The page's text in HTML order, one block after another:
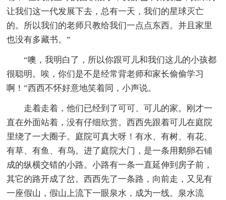
让我们这一代发展下去，总有一天，我们的星球灭亡
的。所以我们的老师只教给我们一点点东西。并且家里
也没有多藏书。”
“噢，我明白了，所以你跟可儿和我们这儿的小孩都
很聪明。唉，你们是不是经常背老师和家长偷偷学习
啊！”西西不怀好意地笑着同，小声说。
走着走着，他们已经到了可可、可儿的家。刚才一
直在外面站着，没有仔细欣赏。西西先跟着可儿在庭院
里绕了一大圈子。庭院可真大呀！有水、有树、有花、
有草、有鱼、有鸟。进了庭院大门，是一条用鹅卵石铺
成的纵横交错的小路。小路有一条一直延伸到房子前，
其它的路开成了岔。西西先了一条路，向前走，又见有
一座假山，假山上流下一眼泉水，成为一线。泉水流